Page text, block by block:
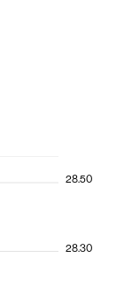
28.30
28.50